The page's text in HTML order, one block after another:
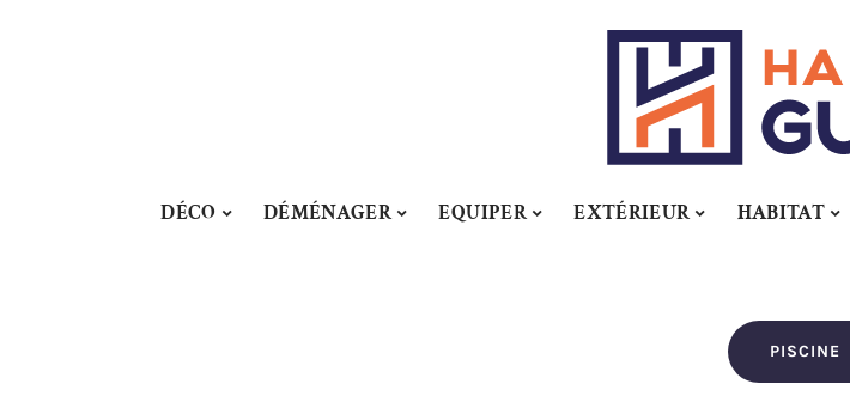
DÉCO DÉMÉNAGER EQUIPER EXTÉRIEUR HABITAT
PISCINE